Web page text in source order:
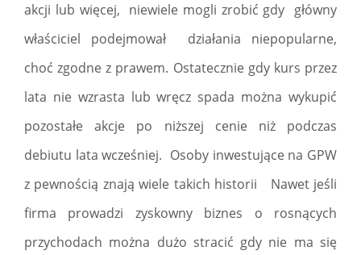
akcji lub więcej, niewiele mogli zrobić gdy główny
właściciel podejmował działania niepopularne,
choć zgodne z prawem. Ostatecznie gdy kurs przez
lata nie wzrasta lub wręcz spada można wykupić
pozostałe akcje po niższej cenie niż podczas
debiutu lata wcześniej. Osoby inwestujące na GPW
z pewnością znają wiele takich historii Nawet jeśli
firma prowadzi zyskowny biznes o rosnących
przychodach można dużo stracić gdy nie ma się